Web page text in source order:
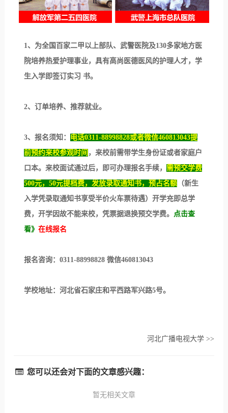
1、为全国百家二甲以上部队、武警医院及130多家地方医
院培养热爱护理事业，具有高尚医德医风的护理人才，学
生入学即签订实习 书。
2、订单培养、推荐就业。
3、报名须知： 电话0311-88998828或者微信460813043提
前预约来校参观时间 ，来校前需带学生身份证或者家庭户
口本。来校面试通过后，即可办理报名手续， 需预交学费
500元，50元提档费，发放录取通知书，预占名额（新生
入学凭录取通知书享受半价火车票待遇）开学充即总学
费，开学因故不能来校，凭票据退换预交学费。
点击查
看》 在线报名
报名咨询：0311-88998828 微信460813043
学校地址：河北省石家庄和平西路军兴路5号。
河北广播电视大学>>
您可以还会对下面的文章感兴趣：
暂无相关文章